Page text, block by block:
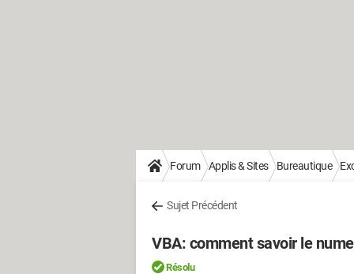
Forum Applis & Sites Bureautique
Sujet Précédent
VBA: comment savoir le
Résolu